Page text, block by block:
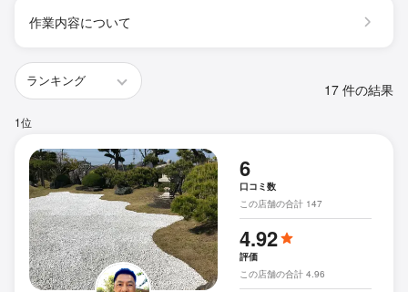
作業内容について
17 件の結果
1位
6
口コミ数
この店舗の合計 147
4.92
評価
この店舗の合計 4.96